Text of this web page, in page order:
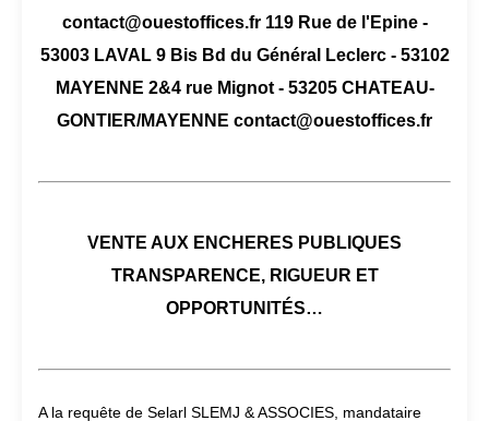
contact@ouestoffices.fr 119 Rue de l'Epine -
53003 LAVAL 9 Bis Bd du Général Leclerc - 53102
MAYENNE 2&4 rue Mignot - 53205 CHATEAU-
GONTIER/MAYENNE contact@ouestoffices.fr
VENTE AUX ENCHERES PUBLIQUES
TRANSPARENCE, RIGUEUR ET
OPPORTUNITÉS…
A la requête de Selarl SLEMJ & ASSOCIES, mandataire